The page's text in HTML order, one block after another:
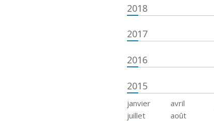
2018
2017
2016
2015
janvier avril
juillet
août